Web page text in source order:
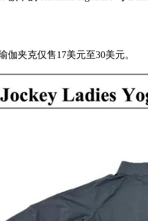
伽夹克仅售17美元至30美元。